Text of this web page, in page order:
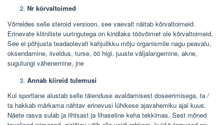
Nr kõrvaltoimed
Võrreldes selle steroid versioon, see vaevalt näitab kõrvaltoimeid.
Erinevate kliiniliste uuringutega on kindlaks töövõimet ole kõrvaltoimeid.
See ei põhjusta teadaolevalt kahjulikku mõju organismile nagu peavalu,
oksendamine, iiveldus, turse, öö higi, juuste väljalangemine, akne,
sugutungi vähenemine, jne
Annab kiireid tulemusi
Kui sportlane alustab selle täienduse avaldamisest doseerimisega, ta /
ta hakkab märkama nähtav erinevusi lühikese ajavahemiku ajal kuus.
Näete rasva sulab ja lihtsast ja lihaseline keha tekkimas. Sest mõned